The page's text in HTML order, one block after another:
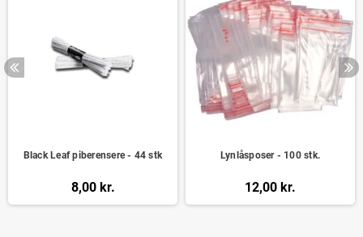
Black Leaf piberensere - 44 stk
8,00 kr.
Lynlåsposer - 100 stk.
12,00 kr.